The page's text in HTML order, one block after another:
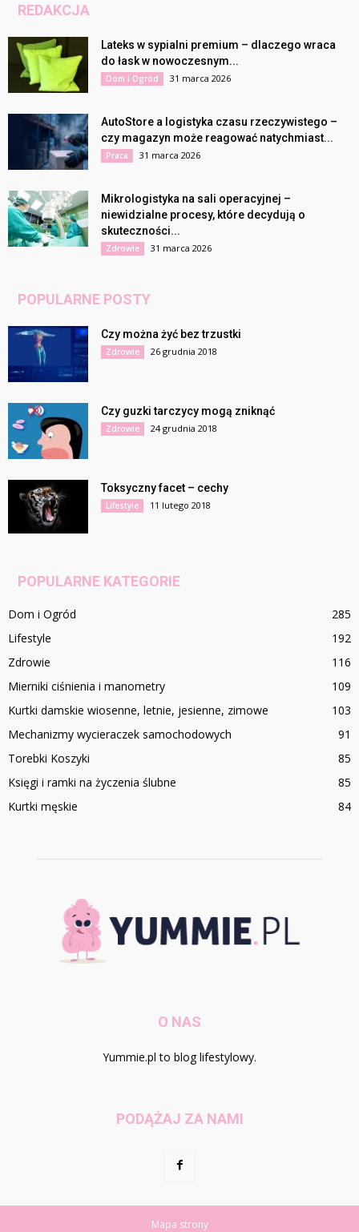
REDAKCJA
Lateks w sypialni premium – dlaczego wraca
do łask w nowoczesnym...
Dom i Ogród 31 marca 2026
AutoStore a logistyka czasu rzeczywistego –
czy magazyn może reagować natychmiast...
Praca 31 marca 2026
Mikrologistyka na sali operacyjnej –
niewidzialne procesy, które decydują o
skuteczności...
Zdrowie 31 marca 2026
POPULARNE POSTY
Czy można żyć bez trzustki
Zdrowie 26 grudnia 2018
Czy guzki tarczycy mogą zniknąć
Zdrowie 24 grudnia 2018
Toksyczny facet – cechy
Lifestyle 11 lutego 2018
POPULARNE KATEGORIE
Dom i Ogród
285
Lifestyle
192
Zdrowie
116
Mierniki ciśnienia i manometry
109
Kurtki damskie wiosenne, letnie, jesienne, zimowe
103
Mechanizmy wycieraczek samochodowych
91
Torebki Koszyki
85
Księgi i ramki na życzenia ślubne
85
Kurtki męskie
84
O NAS
Yummie.pl to blog lifestylowy.
PODĄŻAJ ZA NAMI
Mapa strony